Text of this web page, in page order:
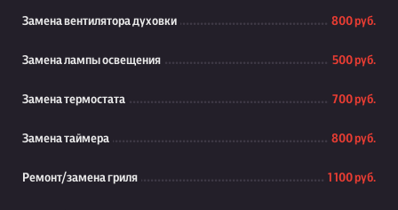
Замена вентилятора духовки 800 руб.
Замена лампы освещения 500 руб.
Замена термостата 700 руб.
Замена таймера 800 руб.
Ремонт/замена гриля 1 100 руб.